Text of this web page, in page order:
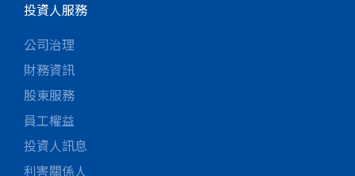
投資人服務
公司治理
財務資訊
股東服務
員工權益
投資人訊息
利害關係人